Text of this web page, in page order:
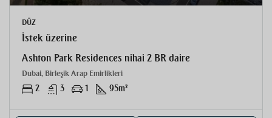
DÜZ
İstek üzerine
Ashton Park Residences nihai 2 BR daire
Dubai, Birleşik Arap Emirlikleri
2 3 1 95m²